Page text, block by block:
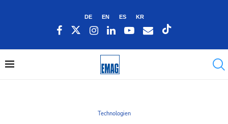
DE EN ES KR
Technologien